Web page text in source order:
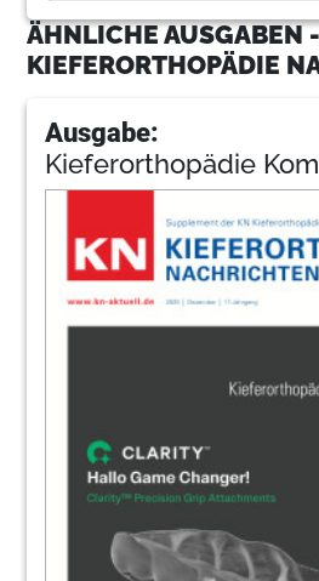
ÄHNLICHE AUSGABEN
KIEFERORTHOPÄDIE
Ausgabe:
Kieferorthopädie